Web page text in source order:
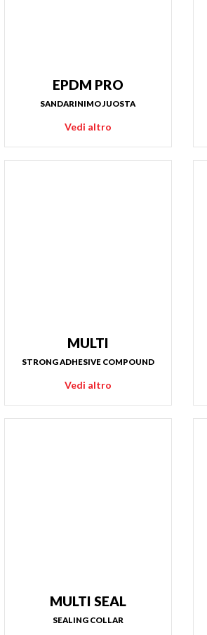
EPDM PRO
SANDARINIMO JUOSTA
Vedi altro
MULTI
STRONG ADHESIVE COMPOUND
Vedi altro
MULTI SEAL
SEALING COLLAR